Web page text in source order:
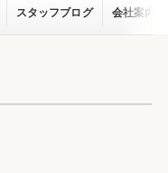
スタッフブログ 会社案内